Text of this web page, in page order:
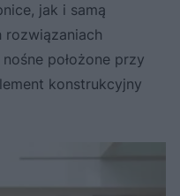
jak i samą
rozwiązaniach
położone przy
konstrukcyjny